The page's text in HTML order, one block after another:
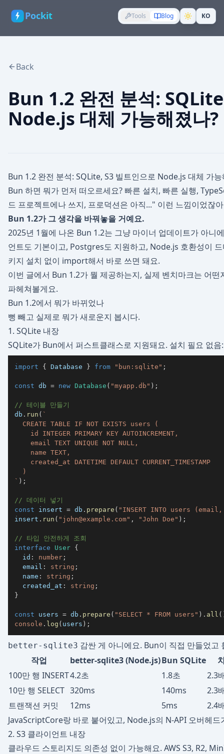
Pockit Tools Blog KO
Back
Bun 1.2 완전 분석:
Node.js 대체 가능해졌나?
Bun 1.2 완전 분석: SQLite, S3 빌트인으로 Node.js 대체 가능
Bun 하면 뭐가 먼저 떠오르세요? 빠른 설치, 빠른 실행,
드 프로젝트에나 쓰지, 프로덕션은 아직..." 이런 느낌이었잖
Bun 1.2가 그 생각을 바꿔놓을 거예요.
2025년 1월에 나온 Bun 1.2는 그냥 마이너 업데이트가 아니
언트도 기본이고, Postgres도 지원하고, Node.js 호환성이
키지 설치 없이 import해서 바로 쓰면 돼요.
이번 글에서 Bun 1.2가 뭘 제공하는지, 실제 벤치마크는 어
파헤쳐볼게요.
Bun 1.2에서 뭐가 바뀌었나
뻥 빼고 실제로 뭐가 새로운지 봅시다.
1. SQLite 내장
SQLite가 Bun에서 퍼스트클래스로 지원돼요. 설치 필요 없음:
import { Database } from "bun:sqlite" ;
const db = new Database ( "myapp.db" ) ;
// 테이블 만들기
db . run ( `
` ) ;
// 데이터 넣기
const insert = db . prepare ( "INSERT INTO users
insert . run ( " john@example.com" , "John Doe" ) ;
// 타입 안전하게 조회
interface
User {
  id
: number ;
  email
: string ;
  name
: string ;
  created_at
: string ;
}
const users = db . prepare ( "SELECT * FROM users" ) . all (
console . log ( users ) ;
better-sqlite3 감싼 게 아니에요. Bun이 직접 만들었고
작업
better-sqlite3 (Node.js)Bun SQLite
100만 행 INSERT4.2초 1.8초
2.3
10만 행 SELECT 320ms 140ms
2.3
트랜잭션 커밋
12ms 5ms
2.4
JavaScriptCore랑 바로 붙어있고, Node.js의 N-API 오버헤
2. S3 클라이언트 내장
클라우드 스토리지도 의존성 없이 가능해요. AWS S3, R2,